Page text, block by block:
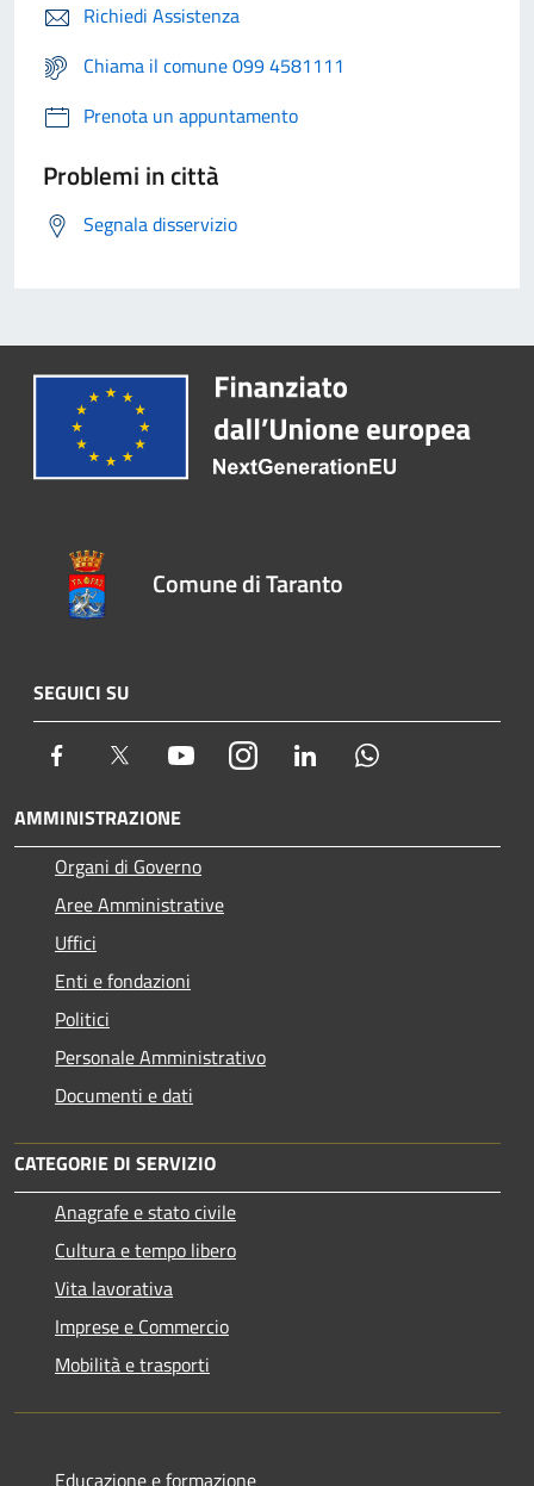
Richiedi Assistenza
Chiama il comune 099 4581111
Prenota un appuntamento
Problemi in città
Segnala disservizio
Comune di Taranto
SEGUICI SU
Facebook Twitter YoutubeInstagram LinkedIn
AMMINISTRAZIONE
Organi di Governo
Aree Amministrative
Uffici
Enti e fondazioni
Politici
Personale Amministrativo
Documenti e dati
CATEGORIE DI SERVIZIO
Anagrafe e stato civile
Cultura e tempo libero
Vita lavorativa
Imprese e Commercio
Mobilità e trasporti
Educazione e formazione